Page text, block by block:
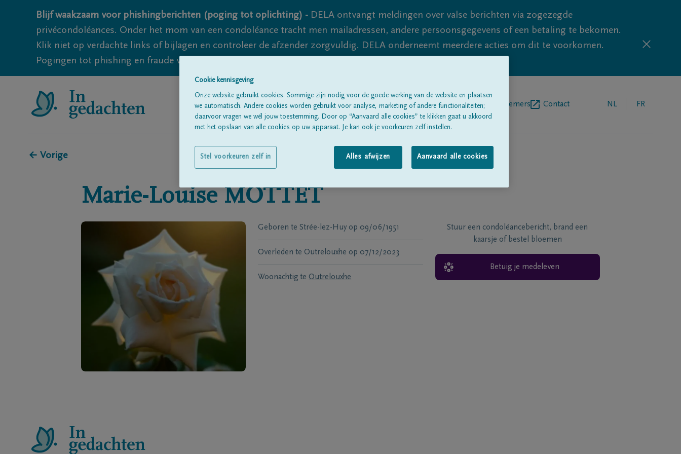
Blijf waakzaam voor phishingberichten (poging tot oplichting) - DELA ontvangt meldingen over valse berichten via zogezegde
privécondoléances. Onder het mom van een condoléance tracht men mailadressen, andere persoonsgegevens of een betaling te bekomen.
Klik niet op verdachte links of bijlagen en controleer de afzender zorgvuldig. DELA onderneemt meerdere acties om dit te voorkomen.
Pogingen tot phishing en fraude vallen echter nooit volledig uit te sluiten, dus blijf waakzaam.
Alle rouwberichtenOver onsBegrafenisondernemers Contact NL FR
← Vorige
Marie-Louise MOTTET
Geboren te Strée-lez-Huy op 09/06/1951
Overleden te Outrelouxhe op 07/12/2023
Woonachtig te Outrelouxhe
Stuur een condoléancebericht, brand een
kaarsje of bestel bloemen
Betuig je medeleven
Cookie kennisgeving
Onze website gebruikt cookies. Sommige zijn nodig voor de goede werking van de website en plaatsen
we automatisch. Andere cookies worden gebruikt voor analyse, marketing of andere functionaliteiten;
daarvoor vragen we wél jouw toestemming. Door op “Aanvaard alle cookies” te klikken gaat u akkoord
met het opslaan van alle cookies op uw apparaat. Je kan ook je voorkeuren zelf instellen.
Alles afwijzen Aanvaard alle cookies
Stel voorkeuren zelf in